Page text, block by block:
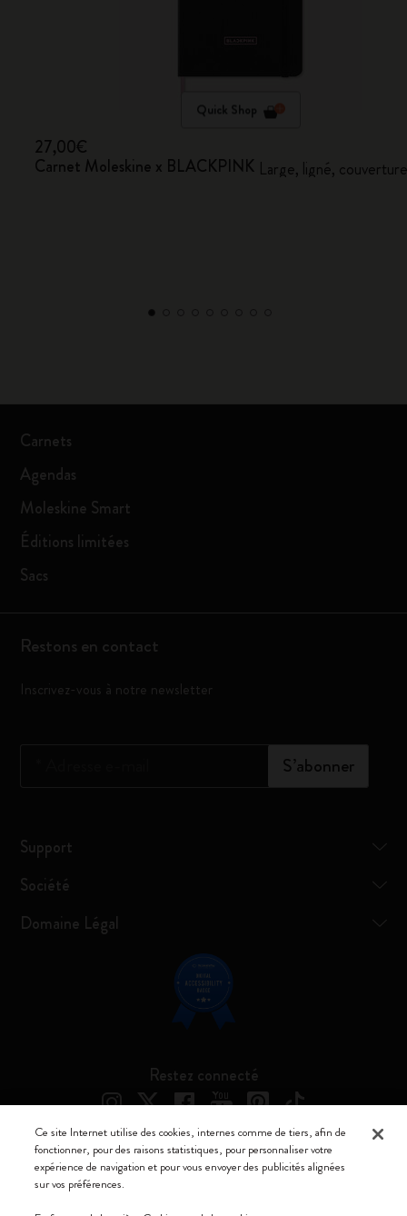
Quick Shop
27,00€
Carnet Moleskine x BLACKPINK Large, ligné,
Carnets
Agendas
Moleskine Smart
Éditions limitées
Sacs
Restons en contact
Inscrivez-vous à notre newsletter
S’abonner
Support
Société
Domaine Légal
Restez connecté
Moleskine ® est une marque enregistrée de Moleskine Srl a socio unico
Ce site Internet utilise des cookies, internes comme de tiers, afin de
fonctionner, pour des raisons statistiques, pour personnaliser votre
expérience de navigation et pour vous envoyer des publicités alignées
sur vos préférences.